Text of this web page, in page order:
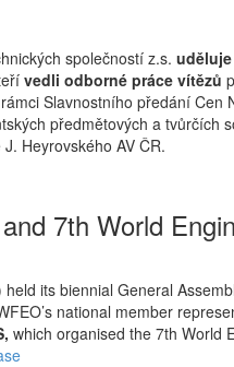
společností z.s.
vedli odborné práce vítězů
Slavnostního předání Cen
předmětových a tvůrčích
Heyrovského AV ČR.
7th World
its biennial General
national member
which organised the 7th World